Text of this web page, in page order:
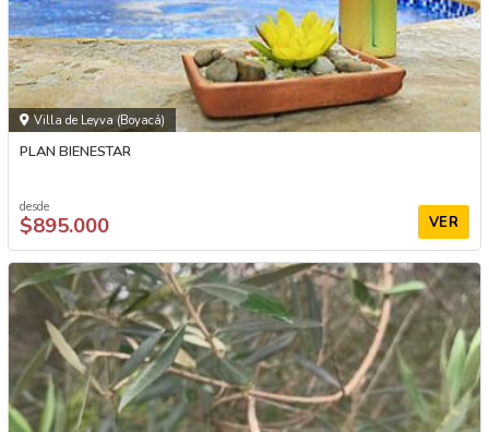
Villa de Leyva (Boyacá)
PLAN BIENESTAR
desde
$895.000 VER